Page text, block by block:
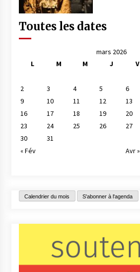
Toutes les dates
mars 2026
L
M M J V
2
3 4 5 6
9
10 11 12 13
16
17 18 19 20
23
24 25 26 27
30
31
« Fév
Avr »
Calendrier du mois S'abonner à l'agenda